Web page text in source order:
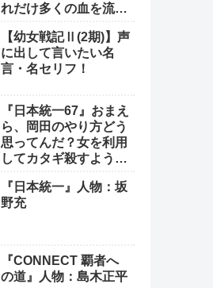
れだけ多くの血を流し
や！
【幼女戦記Ⅱ(2期)】声
に出して言いたい名
言・名セリフ！
『日本統一67』おまえ
ら、岡田のやり方どう
思ってんだ？女を利用
してカタギ殺すような
『日本統一』人物：坂
野充
『CONNECT 覇者へ
の道』人物：島木正平